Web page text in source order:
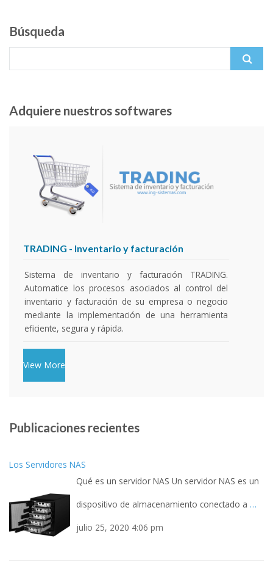
Búsqueda
Adquiere nuestros softwares
- Sistema integral financiero
Sistema integral financiero. Automatice la gestión de
su empresa de tabaco (Preindustria) mediante la
implementación de un sistema que controle todos
sus procesos: Contabilidad, nómina, financiamiento,
clacificación del tabaco, inventario de pacas,
facturación, nómina, etc...
Qué es un servidor NAS Un servidor NAS es un
dispositivo de almacenamiento conectado a…
julio 25, 2020 4:06 pm